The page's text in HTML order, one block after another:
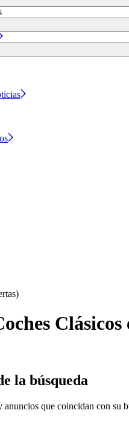
Clásicos
la búsqueda
anuncios que coincidan con su